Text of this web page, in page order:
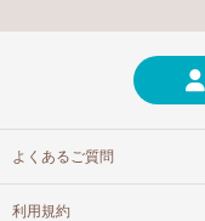
よくあるご質問
利用規約